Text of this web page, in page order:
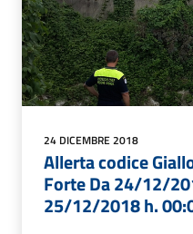
24 DICEMBRE 2018
Allerta codice
Forte Da 24/12/
25/12/2018 h.